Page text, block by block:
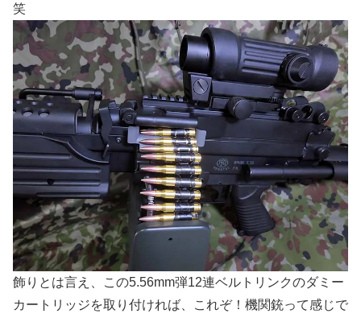
笑
飾りとは言え、この5.56mm弾12連ベルトリンクのダミー
カートリッジを取り付ければ、これぞ！機関銃って感じで